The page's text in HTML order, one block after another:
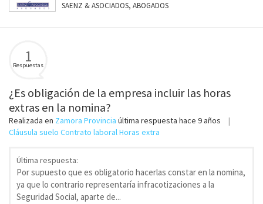
SAENZ & ASOCIADOS, ABOGADOS
1
Respuestas
¿Es obligación de la empresa incluir las horas
extras en la nomina?
Realizada en Zamora Provincia última respuesta hace 9 años
Cláusula suelo Contrato laboral Horas extra
Última respuesta:
Por supuesto que es obligatorio hacerlas constar en la nomina,
ya que lo contrario representaría infracotizaciones a la
Seguridad Social, aparte de...